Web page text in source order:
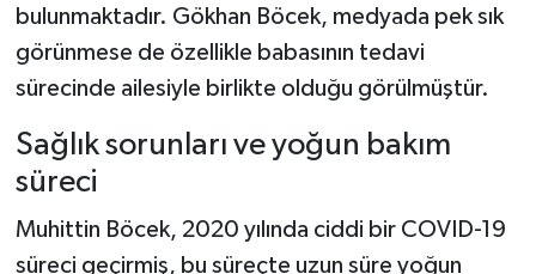
bulunmaktadır. Gökhan Böcek, medyada pek sık
görünmese de özellikle babasının tedavi
sürecinde ailesiyle birlikte olduğu görülmüştür.
Sağlık sorunları ve yoğun bakım
süreci
Muhittin Böcek, 2020 yılında ciddi bir COVID-19
süreci geçirmiş, bu süreçte uzun süre yoğun